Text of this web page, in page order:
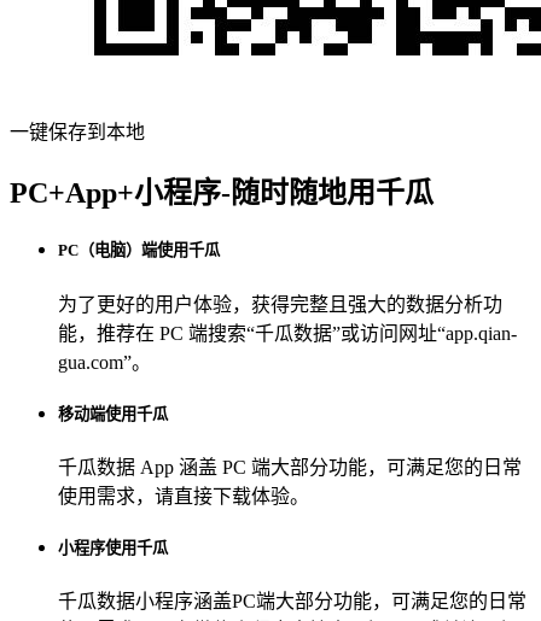
一键保存到本地
PC+App+小程序-随时随地用千瓜
PC（电脑）端使用千瓜
为了更好的用户体验，获得完整且强大的数据分析功
能，推荐在 PC 端搜索“千瓜数据”或访问网址“app.qian-
gua.com”。
移动端使用千瓜
千瓜数据 App 涵盖 PC 端大部分功能，可满足您的日常
使用需求，请直接下载体验。
小程序使用千瓜
千瓜数据小程序涵盖PC端大部分功能，可满足您的日常